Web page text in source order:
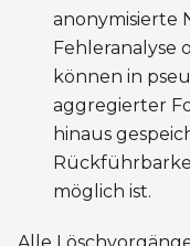
anonymisierte
Fehleranalyse
können in
aggregierter
hinaus
möglich ist.